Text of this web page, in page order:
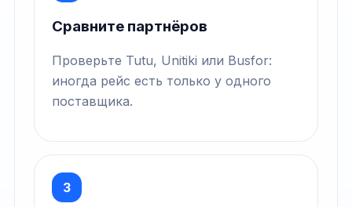
Сравните партнёров
Проверьте Tutu, Unitiki или Busfor:
иногда рейс есть только у одного
поставщика.
3